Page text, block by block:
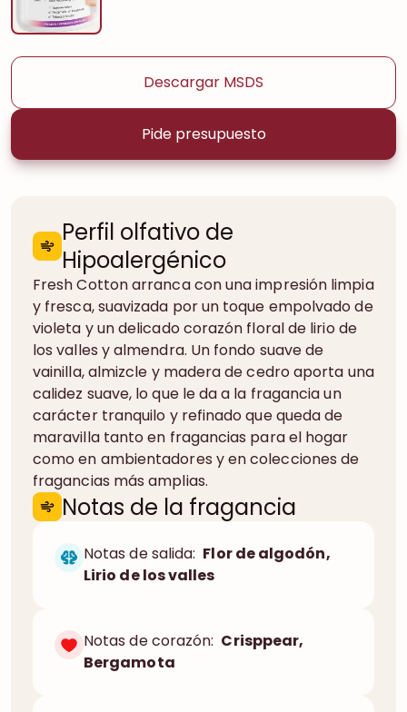
Descargar MSDS
Pide presupuesto
Perfil olfativo de
Hipoalergénico
Fresh Cotton arranca con una impresión limpia
y fresca, suavizada por un toque empolvado de
violeta y un delicado corazón floral de lirio de
los valles y almendra. Un fondo suave de
vainilla, almizcle y madera de cedro aporta una
calidez suave, lo que le da a la fragancia un
carácter tranquilo y refinado que queda de
maravilla tanto en fragancias para el hogar
como en ambientadores y en colecciones de
fragancias más amplias.
Notas de la fragancia
Notas de salida: Flor de algodón,
Lirio de los valles
Notas de corazón: Crisppear,
Bergamota